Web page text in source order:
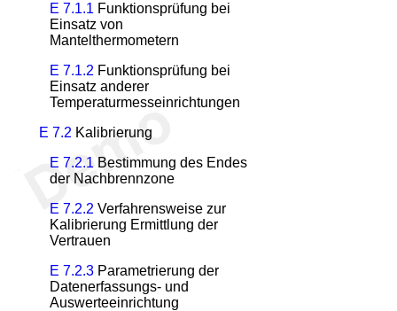
E 7.1.1 Funktionsprüfung bei
Einsatz von
Mantelthermometern
E 7.1.2 Funktionsprüfung bei
Einsatz anderer
Temperaturmesseinrichtungen
E 7.2 Kalibrierung
E 7.2.1 Bestimmung des Endes
der Nachbrennzone
E 7.2.2 Verfahrensweise zur
Kalibrierung Ermittlung der
Vertrauen
E 7.2.3 Parametrierung der
Datenerfassungs- und
Auswerteeinrichtung